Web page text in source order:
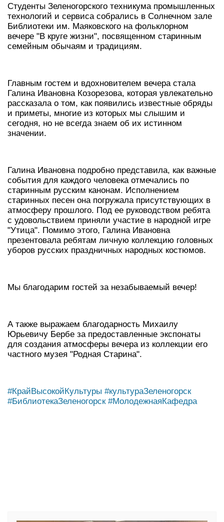
Студенты Зеленогорского техникума промышленных
технологий и сервиса собрались в Солнечном зале
Библиотеки им. Маяковского на фольклорном
вечере "В круге жизни", посвященном старинным
семейным обычаям и традициям.
Главным гостем и вдохновителем вечера стала
Галина Ивановна Козорезова, которая увлекательно
рассказала о том, как появились известные обряды
и приметы, многие из которых мы слышим и
сегодня, но не всегда знаем об их истинном
значении.
Галина Ивановна подробно представила, как важные
события для каждого человека отмечались по
старинным русским канонам. Исполнением
старинных песен она погружала присутствующих в
атмосферу прошлого. Под ее руководством ребята
с удовольствием приняли участие в народной игре
"Утица". Помимо этого, Галина Ивановна
презентовала ребятам личную коллекцию головных
уборов русских праздничных народных костюмов.
Мы благодарим гостей за незабываемый вечер!
А также выражаем благодарность Михаилу
Юрьевичу Бербе за предоставленные экспонаты
для создания атмосферы вечера из коллекции его
частного музея "Родная Старина".
#КрайВысокойКультуры #культураЗеленогорск
#БиблиотекаЗеленогорск #МолодежнаяКафедра